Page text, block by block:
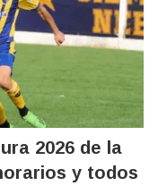
2026 de la
y todos